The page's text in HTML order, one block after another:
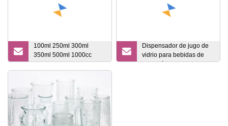
100ml 250ml 300ml
350ml 500ml 1000cc
botella de vidrio para jugo
Dispensador de jugo de
vidrio para bebidas de
agua fría doble de 1